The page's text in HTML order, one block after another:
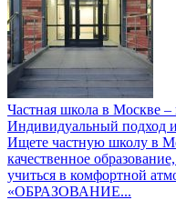
Частная школа в Москве
Индивидуальный подход и
Ищете частную школу в
качественное
учиться в комфортной
«ОБРАЗОВАНИЕ...